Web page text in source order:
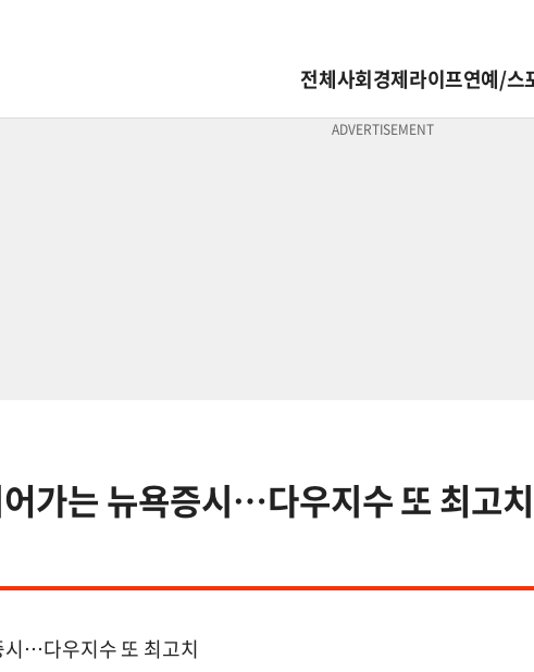
전체사회경제라이프연예/스
가는 뉴욕증시…다우지수 또 최고치
시…다우지수 또 최고치